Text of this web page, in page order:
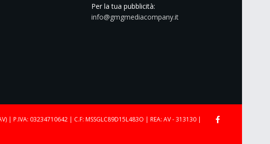
Per la tua pubblicità:
info@gmgmediacompany.it
P.IVA: 03234710642 | C.F: MSSGLC89D15L483O | REA: AV - 313130 |